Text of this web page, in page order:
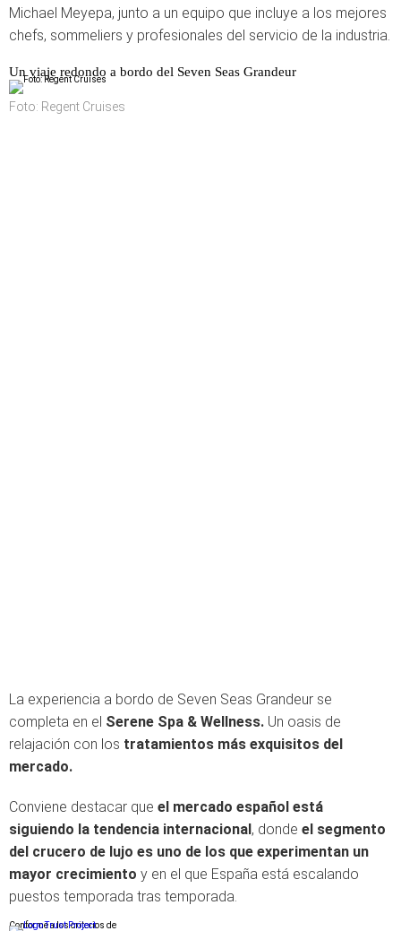
Michael Meyepa, junto a un equipo que incluye a los mejores
chefs, sommeliers y profesionales del servicio de la industria.
Un viaje redondo a bordo del Seven Seas Grandeur
Foto: Regent Cruises
La experiencia a bordo de Seven Seas Grandeur se
completa en el Serene Spa & Wellness. Un oasis de
relajación con los tratamientos más exquisitos del
mercado.
Conviene destacar que el mercado español está
siguiendo la tendencia internacional, donde el segmento
del crucero de lujo es uno de los que experimentan un
mayor crecimiento y en el que España está escalando
puestos temporada tras temporada.
Conforme a los criterios de